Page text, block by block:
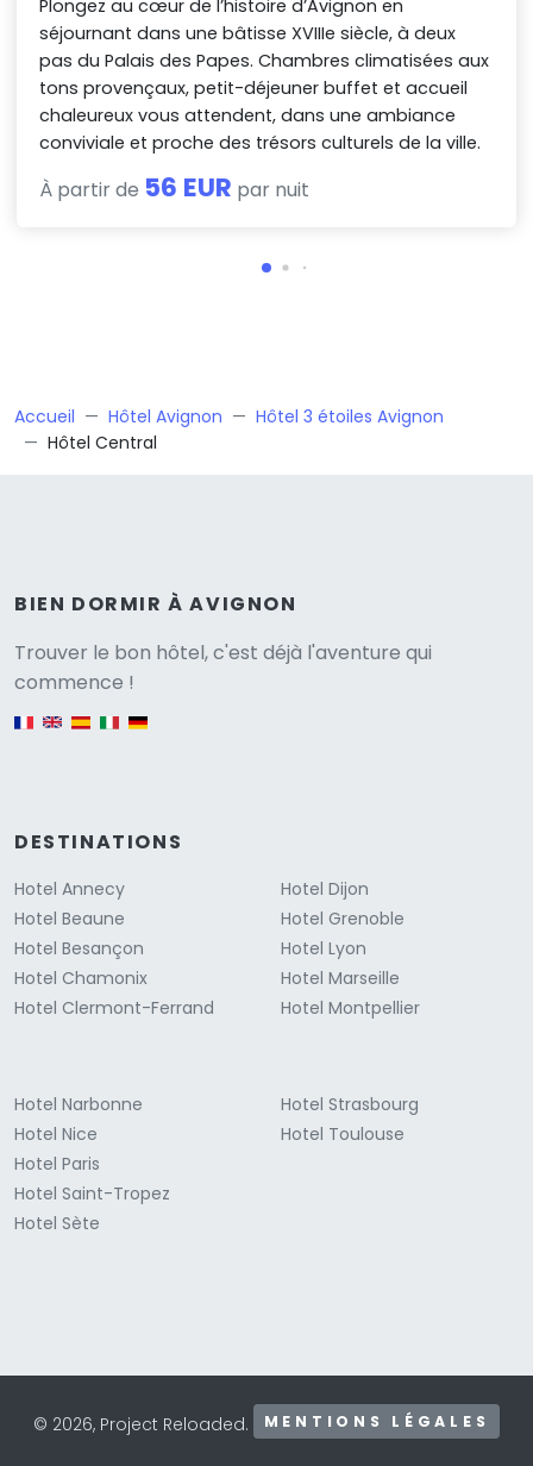
Plongez au cœur de l’histoire d’Avignon en
séjournant dans une bâtisse XVIIIe siècle, à deux
pas du Palais des Papes. Chambres climatisées aux
tons provençaux, petit-déjeuner buffet et accueil
chaleureux vous attendent, dans une ambiance
conviviale et proche des trésors culturels de la ville.
À partir de 56 EUR par nuit
Accueil Hôtel Avignon
Hôtel 3 étoiles Avignon
Hôtel Central
BIEN DORMIR À AVIGNON
Trouver le bon hôtel, c'est déjà l'aventure qui
commence !
English version
DESTINATIONS
Hotel Annecy
Hotel Beaune
Hotel Besançon
Hotel Chamonix
Hotel Clermont-Ferrand
Hotel Dijon
Hotel Grenoble
Hotel Lyon
Hotel Marseille
Hotel Montpellier
Hotel Narbonne
Hotel Nice
Hotel Paris
Hotel Saint-Tropez
Hotel Sète
Hotel Strasbourg
Hotel Toulouse
© 2026, Project Reloaded. MENTIONS LÉGALES